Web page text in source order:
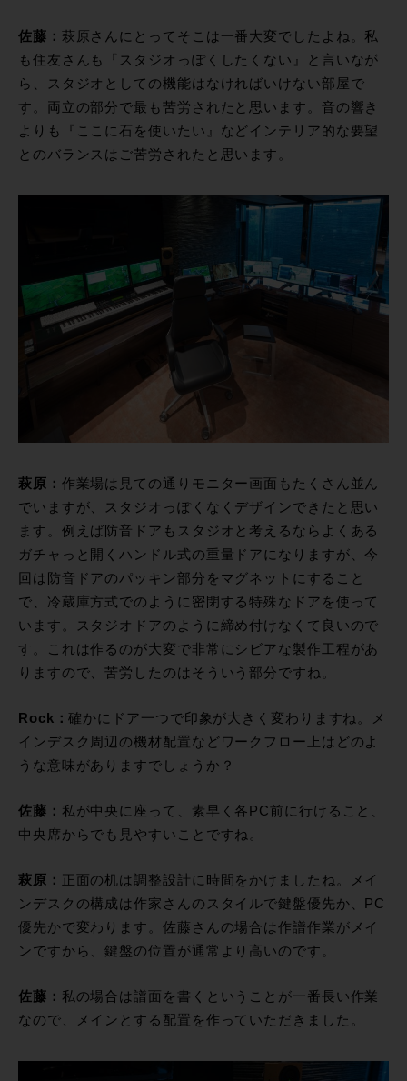
佐藤： 萩原さんにとってそこは一番大変でしたよね。私
も住友さんも『スタジオっぽくしたくない』と言いなが
ら、スタジオとしての機能はなければいけない部屋で
す。両立の部分で最も苦労されたと思います。音の響き
よりも『ここに石を使いたい』などインテリア的な要望
とのバランスはご苦労されたと思います。
萩原： 作業場は見ての通りモニター画面もたくさん並ん
でいますが、スタジオっぽくなくデザインできたと思い
ます。例えば防音ドアもスタジオと考えるならよくある
ガチャっと開くハンドル式の重量ドアになりますが、今
回は防音ドアのパッキン部分をマグネットにすること
で、冷蔵庫方式でのように密閉する特殊なドアを使って
います。スタジオドアのように締め付けなくて良いので
す。これは作るのが大変で非常にシビアな製作工程があ
りますので、苦労したのはそういう部分ですね。
Rock：確かにドア一つで印象が大きく変わりますね。メ
インデスク周辺の機材配置などワークフロー上はどのよ
うな意味がありますでしょうか？
佐藤： 私が中央に座って、素早く各PC前に行けること、
中央席からでも見やすいことですね。
萩原：
正面の机は調整設計に時間をかけましたね。メイ
ンデスクの構成は作家さんのスタイルで鍵盤優先か、PC
優先かで変わります。佐藤さんの場合は作譜作業がメイ
ンですから、鍵盤の位置が通常より高いのです。
佐藤： 私の場合は譜面を書くということが一番長い作業
なので、メインとする配置を作っていただきました。